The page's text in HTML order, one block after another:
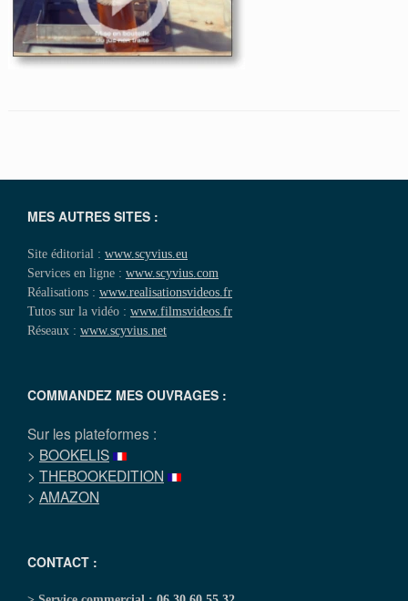
MES AUTRES SITES :
Site éditorial : www.scyvius.eu
Services en ligne : www.scyvius.com
Réalisations : www.realisationsvideos.fr
Tutos sur la vidéo : www.filmsvideos.fr
Réseaux : www.scyvius.net
COMMANDEZ MES OUVRAGES :
Sur les plateformes :
> BOOKELIS
> THEBOOKEDITION
> AMAZON
CONTACT :